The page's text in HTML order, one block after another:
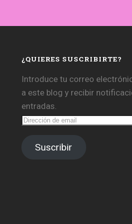
¿QUIERES SUSCRIBIRTE?
Introduce tu correo
a este blog y recibir
entradas.
Dirección
de
Suscribir